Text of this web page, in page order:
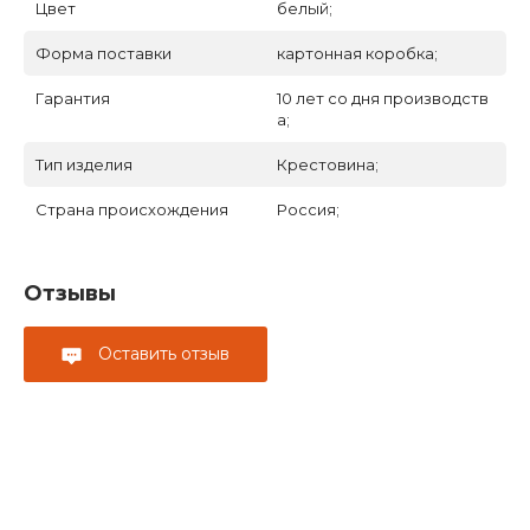
Цвет белый;
Форма поставки картонная коробка;
Гарантия
10 лет со дня производств
а;
Тип изделия Крестовина;
Страна происхождения Россия;
Отзывы
Оставить отзыв